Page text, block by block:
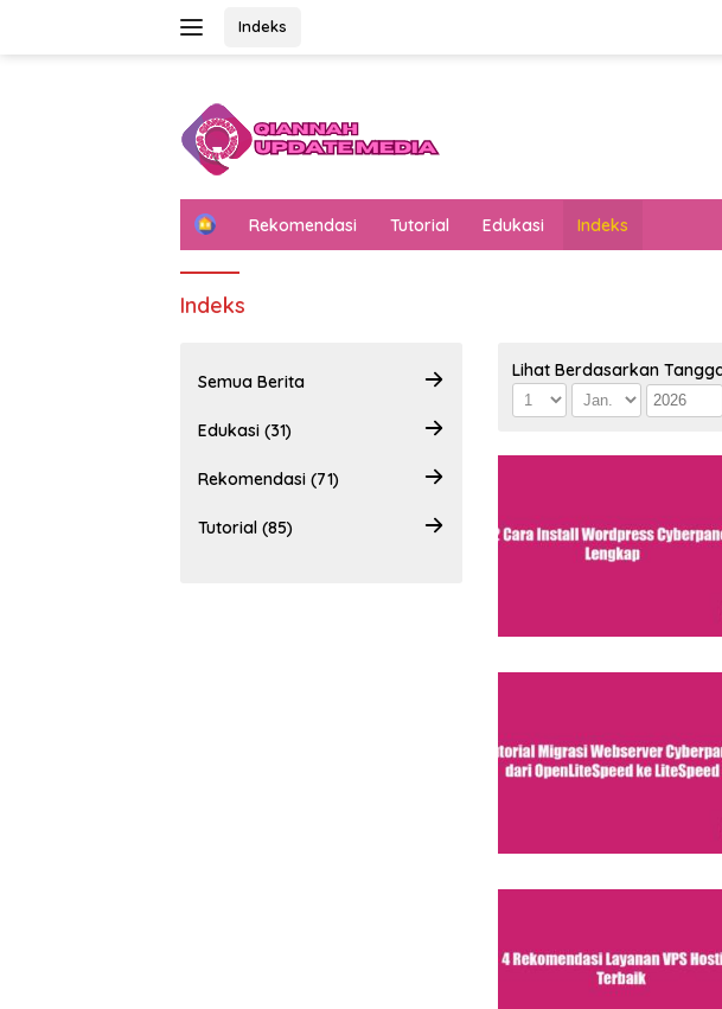
Indeks
H
Rekomendasi Tutorial Edukasi Indeks
Indeks
Semua Berita
Edukasi (31)
Rekomendasi (71)
Tutorial (85)
Lihat Berdasarkan